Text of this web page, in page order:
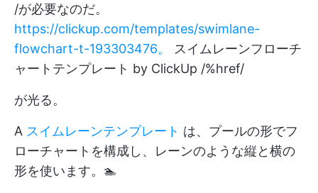
/が必要なのだ。
https://clickup.com/templates/swimlane-
flowchart-t-193303476。
スイムレーンフローチ
ャートテンプレート by ClickUp /%href/
が光る。
A スイムレーンテンプレート は、プールの形でフ
ローチャートを構成し、レーンのような縦と横の
形を使います。🏊